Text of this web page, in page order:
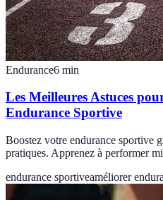
Endurance6 min
Les Meilleures Astuces
Endurance Sportive
Boostez votre endurance sportive
pratiques. Apprenez à performer
endurance sportiveaméliorer